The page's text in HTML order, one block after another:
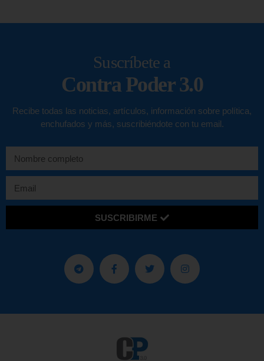
Suscríbete a
Contra Poder 3.0
Recibe todas las noticias, artículos, información sobre política,
enchufados y más, suscribiéndote con tu email.
SUSCRIBIRME